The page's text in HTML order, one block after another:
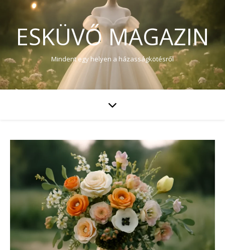
ESKÜVŐ MAGAZIN
Mindent egy helyen a házasságkötésről